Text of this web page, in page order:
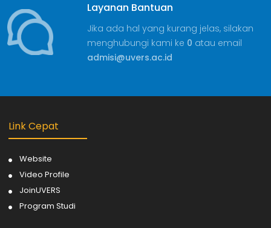
Layanan Bantuan
Jika ada hal yang kurang jelas, silakan
menghubungi kami ke 0 atau email
admisi@uvers.ac.id
Link Cepat
Website
Video Profile
JoinUVERS
Program Studi